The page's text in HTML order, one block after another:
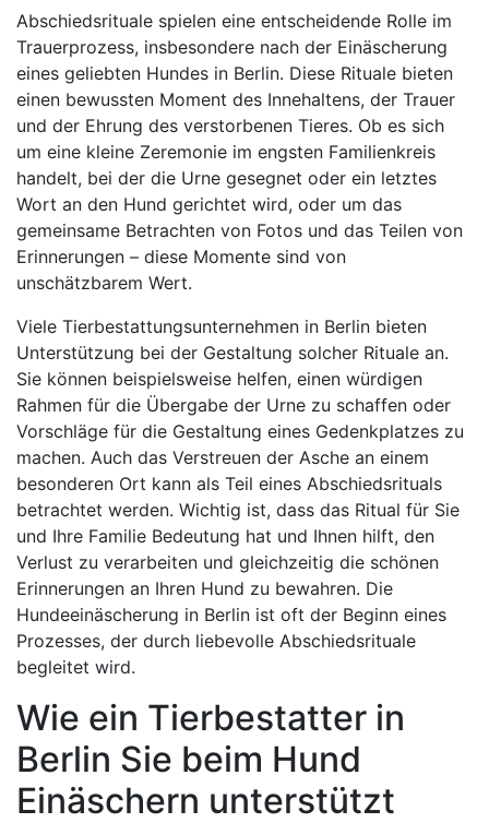
Abschiedsrituale spielen eine entscheidende Rolle im
Trauerprozess, insbesondere nach der Einäscherung
eines geliebten Hundes in Berlin. Diese Rituale bieten
einen bewussten Moment des Innehaltens, der Trauer
und der Ehrung des verstorbenen Tieres. Ob es sich
um eine kleine Zeremonie im engsten Familienkreis
handelt, bei der die Urne gesegnet oder ein letztes
Wort an den Hund gerichtet wird, oder um das
gemeinsame Betrachten von Fotos und das Teilen von
Erinnerungen – diese Momente sind von
unschätzbarem Wert.
Viele Tierbestattungsunternehmen in Berlin bieten
Unterstützung bei der Gestaltung solcher Rituale an.
Sie können beispielsweise helfen, einen würdigen
Rahmen für die Übergabe der Urne zu schaffen oder
Vorschläge für die Gestaltung eines Gedenkplatzes zu
machen. Auch das Verstreuen der Asche an einem
besonderen Ort kann als Teil eines Abschiedsrituals
betrachtet werden. Wichtig ist, dass das Ritual für Sie
und Ihre Familie Bedeutung hat und Ihnen hilft, den
Verlust zu verarbeiten und gleichzeitig die schönen
Erinnerungen an Ihren Hund zu bewahren. Die
Hundeeinäscherung in Berlin ist oft der Beginn eines
Prozesses, der durch liebevolle Abschiedsrituale
begleitet wird.
Wie ein Tierbestatter in
Berlin Sie beim Hund
Einäschern unterstützt